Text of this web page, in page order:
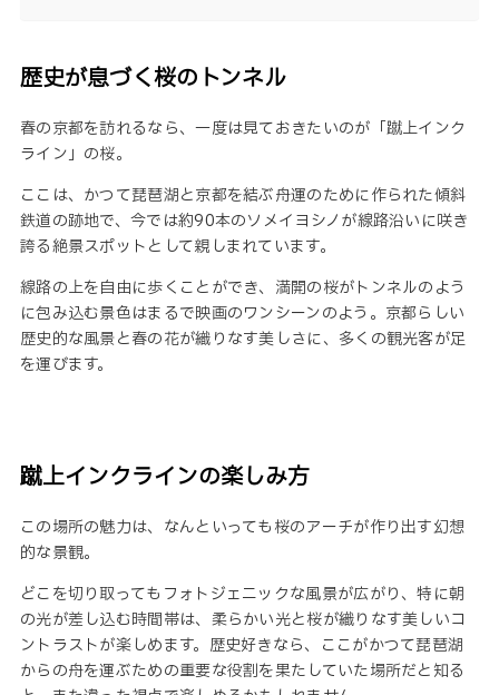
歴史が息づく桜のトンネル
春の京都を訪れるなら、一度は見ておきたいのが「蹴上インク
ライン」の桜。
ここは、かつて琵琶湖と京都を結ぶ舟運のために作られた傾斜
鉄道の跡地で、今では約90本のソメイヨシノが線路沿いに咲き
誇る絶景スポットとして親しまれています。
線路の上を自由に歩くことができ、満開の桜がトンネルのよう
に包み込む景色はまるで映画のワンシーンのよう。京都らしい
歴史的な風景と春の花が織りなす美しさに、多くの観光客が足
を運びます。
蹴上インクラインの楽しみ方
この場所の魅力は、なんといっても桜のアーチが作り出す幻想
的な景観。
どこを切り取ってもフォトジェニックな風景が広がり、特に朝
の光が差し込む時間帯は、柔らかい光と桜が織りなす美しいコ
ントラストが楽しめます。歴史好きなら、ここがかつて琵琶湖
からの舟を運ぶための重要な役割を果たしていた場所だと知る